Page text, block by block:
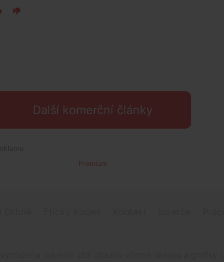
Další komerční články
Premium